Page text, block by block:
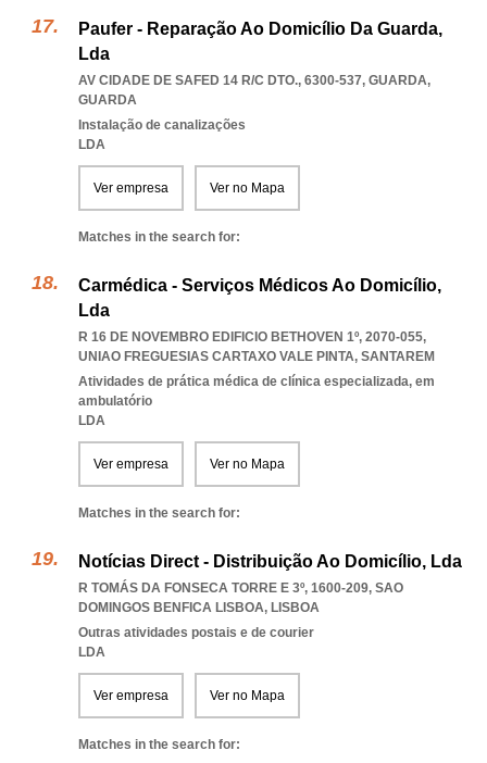
Paufer - Reparação Ao Domicílio Da Guarda,
Lda
AV CIDADE DE SAFED 14 R/C DTO., 6300-537, GUARDA,
GUARDA
Instalação de canalizações
LDA
Ver empresa Ver no Mapa
Matches in the search for:
Carmédica - Serviços Médicos Ao Domicílio,
Lda
R 16 DE NOVEMBRO EDIFICIO BETHOVEN 1º, 2070-055,
UNIAO FREGUESIAS CARTAXO VALE PINTA, SANTAREM
Atividades de prática médica de clínica especializada, em
ambulatório
LDA
Ver empresa Ver no Mapa
Matches in the search for:
Notícias Direct - Distribuição Ao Domicílio, Lda
R TOMÁS DA FONSECA TORRE E 3º, 1600-209, SAO
DOMINGOS BENFICA LISBOA, LISBOA
Outras atividades postais e de courier
LDA
Ver empresa Ver no Mapa
Matches in the search for: